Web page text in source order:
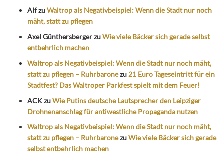
AlfzuWaltrop als Negativbeispiel: Wenn die Stadt nur noch
mäht, statt zu pflegen
Axel GünthersbergerzuWie viele Bäcker sich gerade selbst
entbehrlich machen
Waltrop als Negativbeispiel: Wenn die Stadt nur noch mäht,
statt zu pflegen – Ruhrbaronezu 21 Euro Tageseintritt für ein
Stadtfest? Das Waltroper Parkfest spielt mit dem Feuer!
ACKzuWie Putins deutsche Lautsprecher den Leipziger
Drohnenanschlag für antiwestliche Propaganda nutzen
Waltrop als Negativbeispiel: Wenn die Stadt nur noch mäht,
statt zu pflegen – RuhrbaronezuWie viele Bäcker sich gerade
selbst entbehrlich machen